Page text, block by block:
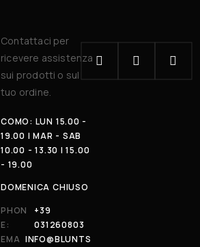
Contattaci per
ricevere assistenza
sui prodotti o sul
tuo ordine.
COMO: LUN 15.00 -
19.00 | MAR - SAB
10.00 - 13.30 | 15.00
- 19.00
DOMENICA CHIUSO
PHON
E:
+39
031260803
EMA INFO@BLUNTS